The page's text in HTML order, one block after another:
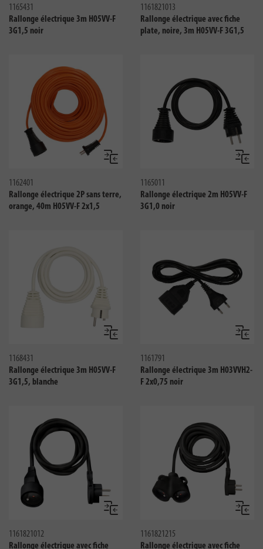
1165431
Rallonge électrique 3m H05VV-F
3G1,5 noir
1161821013
Rallonge électrique avec fiche
plate, noire, 3m H05VV-F 3G1,5
Comparer
1162401
Rallonge électrique 2P sans terre,
orange, 40m H05VV-F 2x1,5
1165011
Rallonge électrique 2m H05VV-F
3G1,0 noir
Comparer
1168431
Rallonge électrique 3m H05VV-F
3G1,5, blanche
1161791
Rallonge électrique 3m H03VVH2-
F 2x0,75 noir
Comparer
1161821012
Rallonge électrique avec fiche
1161821215
Rallonge électrique avec fiche